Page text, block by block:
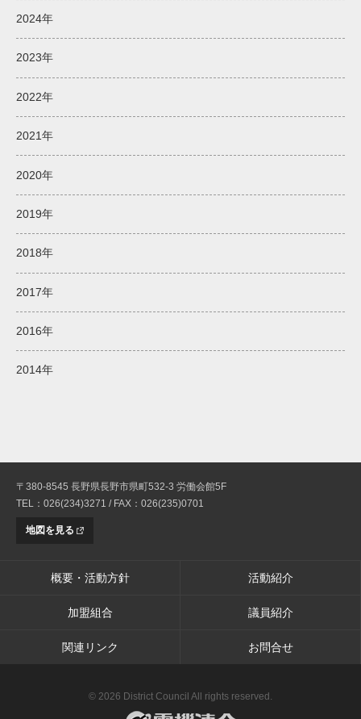
2024年
2023年
2022年
2021年
2020年
2019年
2018年
2017年
2016年
2014年
〒380-8545 長野県長野市県町532-3 労働会館5F
TEL：026(234)3271 / FAX：026(235)0701
地図を見る
概要・活動方針 活動紹介
加盟組合 議員紹介
関連リンク お問合せ
© 2026 District Council All rights reserved.